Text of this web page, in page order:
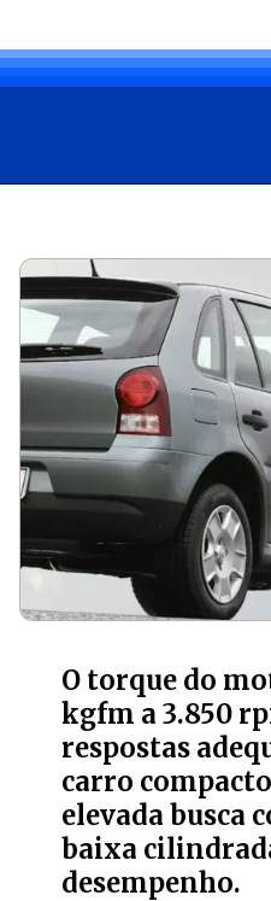
O torque do
kgfm a 3.850
respostas
carro
elevada busca
baixa
desempenho.